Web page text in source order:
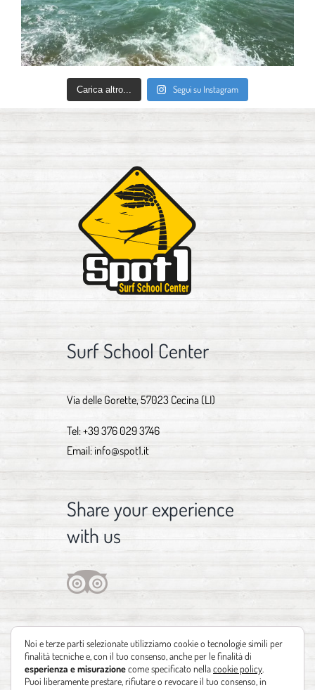
Carica altro... Segui su Instagram
Surf School Center
Via delle Gorette, 57023 Cecina (LI)
Tel:+39 376 029 3746
Email: info@spot1.it
Share your experience
with us
Noi e terze parti selezionate utilizziamo cookie o tecnologie simili per
finalità tecniche e, con il tuo consenso, anche per le finalità di
esperienza e misurazionecome specificato nellacookie policy
Puoi liberamente prestare, rifiutare o revocare il tuo consenso, in